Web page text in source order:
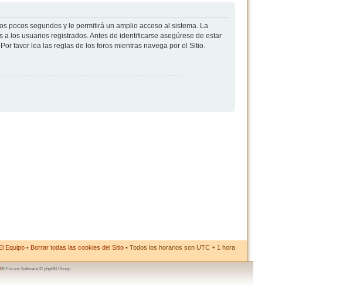
pocos segundos y le permitirá un amplio acceso al sistema. La
los usuarios registrados. Antes de identificarse asegúrese de estar
favor lea las reglas de los foros mientras navega por el Sitio.
Equipo • Borrar todas las cookies del Sitio • Todos los horarios son UTC + 1 hora
® Forum Software © phpBB Group